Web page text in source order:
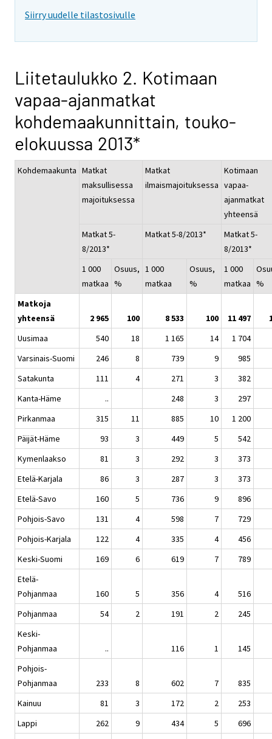
Siirry uudelle tilastosivulle
Liitetaulukko 2. Kotimaan
vapaa-ajanmatkat
kohdemaakunnittain, touko-
elokuussa 2013*
Kohdemaakunta Matkat
maksullisessa
majoituksessa
Matkat
ilmaismajoituksessa
Kotimaan
vapaa-
ajanmatkat
yhteensä
Matkat 5-
8/2013*
Matkat 5-8/2013*
Matkat 5-
8/2013*
1 000
matkaa
Osuus,
%
1 000
matkaa
Osuus,
%
1 000
matkaa %
Matkoja
yhteensä
2 965 100 8 533 100 11 497
Uusimaa
540 18 1 165 14
1 704
Varsinais-Suomi
246 8 739 9
985
Satakunta
111 4 271 3
382
Kanta-Häme
.. 248 3
297
Pirkanmaa
315 11 885 10
1 200
Päijät-Häme
93 3 449 5
542
Kymenlaakso
81 3 292 3
373
Etelä-Karjala
86 3 287 3
373
Etelä-Savo
160 5 736 9
896
Pohjois-Savo
131 4 598 7
729
Pohjois-Karjala
122 4 335 4
456
Keski-Suomi
169 6 619 7
789
Etelä-
Pohjanmaa
160 5 356 4
516
Pohjanmaa
54 2 191 2
245
Keski-
Pohjanmaa
.. 116 1
145
Pohjois-
Pohjanmaa
233 8 602 7
835
Kainuu
81 3 172 2
253
Lappi
262 9 434 5
696